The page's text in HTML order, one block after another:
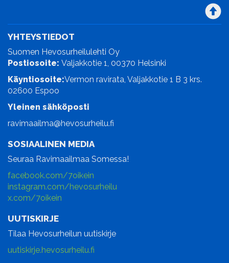
YHTEYSTIEDOT
Suomen Hevosurheilulehti Oy
Postiosoite: Valjakkotie 1, 00370 Helsinki
Käyntiosoite:Vermon ravirata, Valjakkotie 1 B 3 krs.
02600 Espoo
Yleinen sähköposti
ravimaailma@hevosurheilu.fi
SOSIAALINEN MEDIA
Seuraa Ravimaailmaa Somessa!
facebook.com/7oikein
instagram.com/hevosurheilu
x.com/7oikein
UUTISKIRJE
Tilaa Hevosurheilun uutiskirje
uutiskirje.hevosurheilu.fi